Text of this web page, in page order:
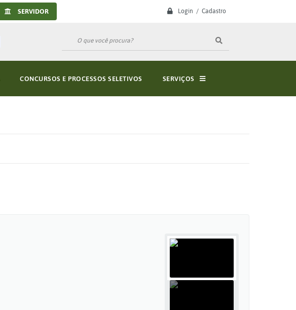
Login / Cadastro
SERVIDOR
CONCURSOS E PROCESSOS SELETIVOS SERVIÇOS